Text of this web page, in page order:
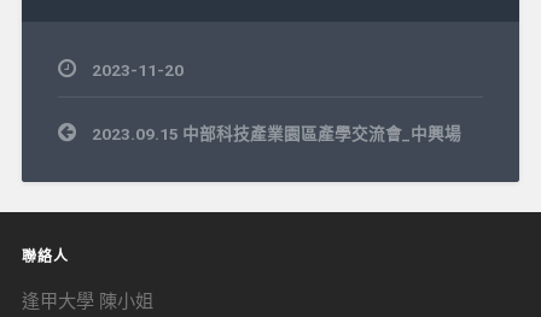
2023-11-20
文
章
覽
2023.09.15 中部科技產業園區產學交流會_中興場
聯絡人
逢甲大學 陳小姐